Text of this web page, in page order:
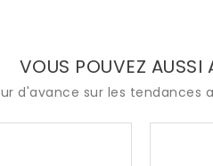
VOUS POUVEZ AUSSI
d'avance sur les tendances